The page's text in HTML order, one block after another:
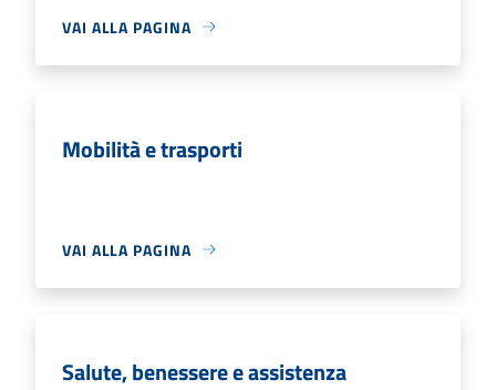
VAI ALLA PAGINA
Mobilità e trasporti
VAI ALLA PAGINA
Salute, benessere e assistenza